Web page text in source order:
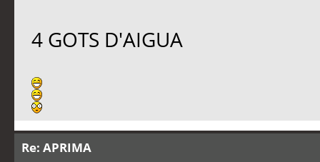
4 GOTS D'AIGUA
Re: APRIMA